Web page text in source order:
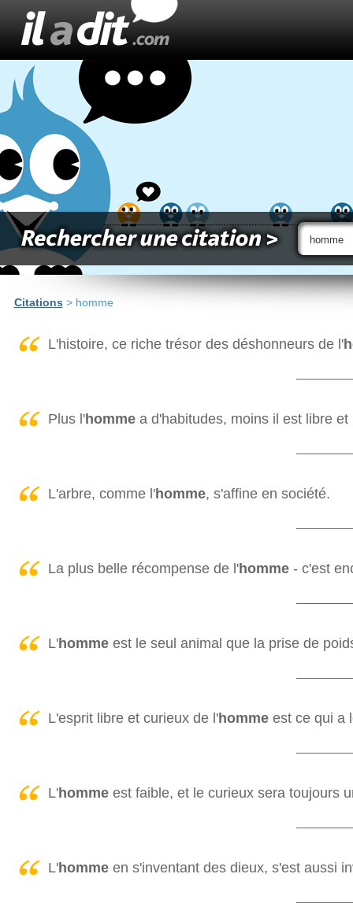
Citations > homme
L'histoire, ce riche trésor des déshonneurs de l'
Plus l'hommea d'habitudes, moins il est libre et
L'arbre, comme l'homme, s'affine en société.
La plus belle récompense de l'homme- c'est
L'hommeest le seul animal que la prise de
L'esprit libre et curieux de l'hommeest ce qui a
L'hommeest faible, et le curieux sera toujours
L'hommeen s'inventant des dieux, s'est aussi